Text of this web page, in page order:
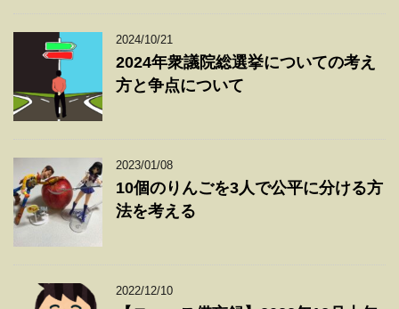
2024/10/21
2024年衆議院総選挙についての考え
方と争点について
2023/01/08
10個のりんごを3人で公平に分ける方
法を考える
2022/12/10